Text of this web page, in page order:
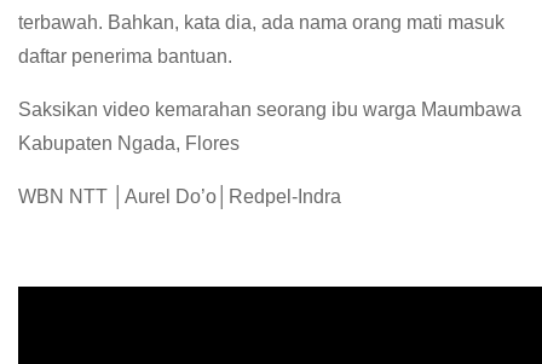
terbawah. Bahkan, kata dia, ada nama orang mati masuk
daftar penerima bantuan.
Saksikan video kemarahan seorang ibu warga Maumbawa
Kabupaten Ngada, Flores
WBN NTT │Aurel Do’o│Redpel-Indra